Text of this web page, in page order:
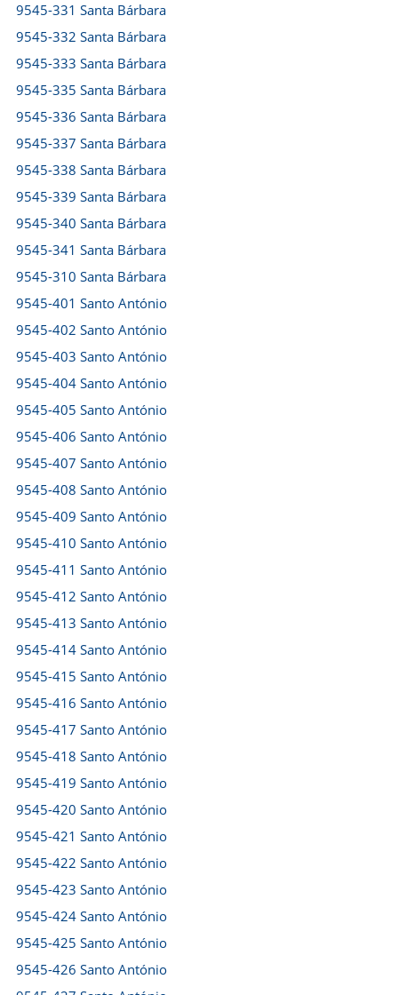
9545-331 Santa Bárbara
9545-332 Santa Bárbara
9545-333 Santa Bárbara
9545-335 Santa Bárbara
9545-336 Santa Bárbara
9545-337 Santa Bárbara
9545-338 Santa Bárbara
9545-339 Santa Bárbara
9545-340 Santa Bárbara
9545-341 Santa Bárbara
9545-310 Santa Bárbara
9545-401 Santo António
9545-402 Santo António
9545-403 Santo António
9545-404 Santo António
9545-405 Santo António
9545-406 Santo António
9545-407 Santo António
9545-408 Santo António
9545-409 Santo António
9545-410 Santo António
9545-411 Santo António
9545-412 Santo António
9545-413 Santo António
9545-414 Santo António
9545-415 Santo António
9545-416 Santo António
9545-417 Santo António
9545-418 Santo António
9545-419 Santo António
9545-420 Santo António
9545-421 Santo António
9545-422 Santo António
9545-423 Santo António
9545-424 Santo António
9545-425 Santo António
9545-426 Santo António